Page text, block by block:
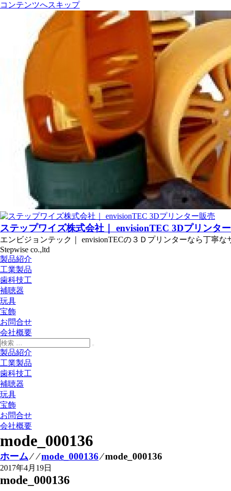
コンテンツへスキップ
ステップワイズ株式会社｜ envisionTEC 3Dプリンタ
エンビジョンテック｜ envisionTECの３Ｄプリンターなら丁寧
Stepwise co.,ltd
製品紹介
工業製品
歯科技工
補聴器
玩具
宝飾
お問合せ
会社概要
製品紹介
工業製品
歯科技工
補聴器
玩具
宝飾
お問合せ
会社概要
mode_000136
ホーム⁄⁄mode_000136⁄mode_000136
2017年4月19日
mode_000136